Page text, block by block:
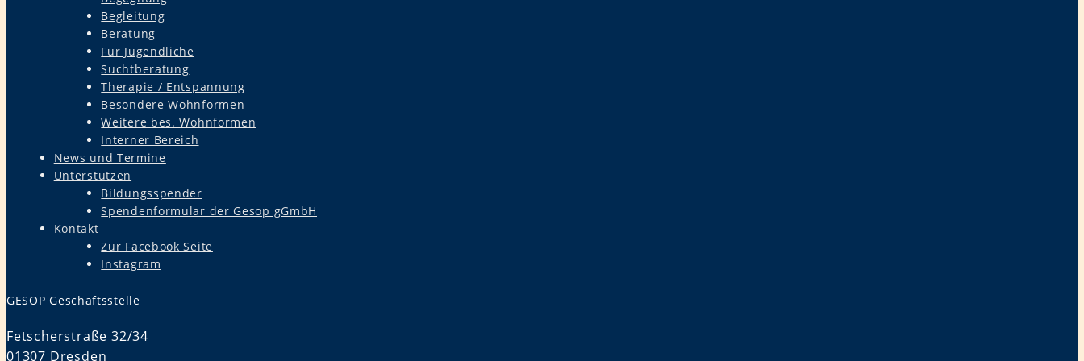
Begleitung
Beratung
Für Jugendliche
Suchtberatung
Therapie / Entspannung
Besondere Wohnformen
Weitere bes. Wohnformen
Interner Bereich
News und Termine
Unterstützen
Bildungsspender
Spendenformular der Gesop gGmbH
Kontakt
Zur Facebook Seite
Instagram
GESOP Geschäftsstelle
Fetscherstraße 32/34
01307 Dresden